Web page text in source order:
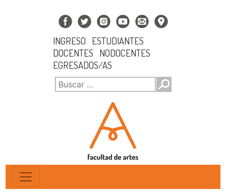
INGRESO
ESTUDIANTES
DOCENTES
NODOCENTES
EGRESADOS/AS